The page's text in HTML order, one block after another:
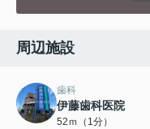
周辺施設
歯科
伊藤歯科医院
52ｍ（1分）